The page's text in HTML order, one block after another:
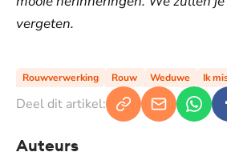
vergeten.
Rouwverwerking Rouw Weduwe Ik
Deel dit artikel:
Auteurs